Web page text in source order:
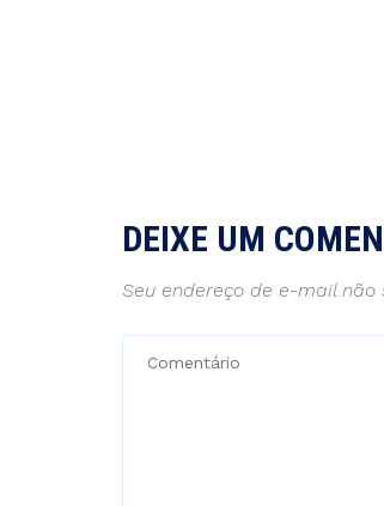
DEIXE UM
Seu endereço de e-mail não